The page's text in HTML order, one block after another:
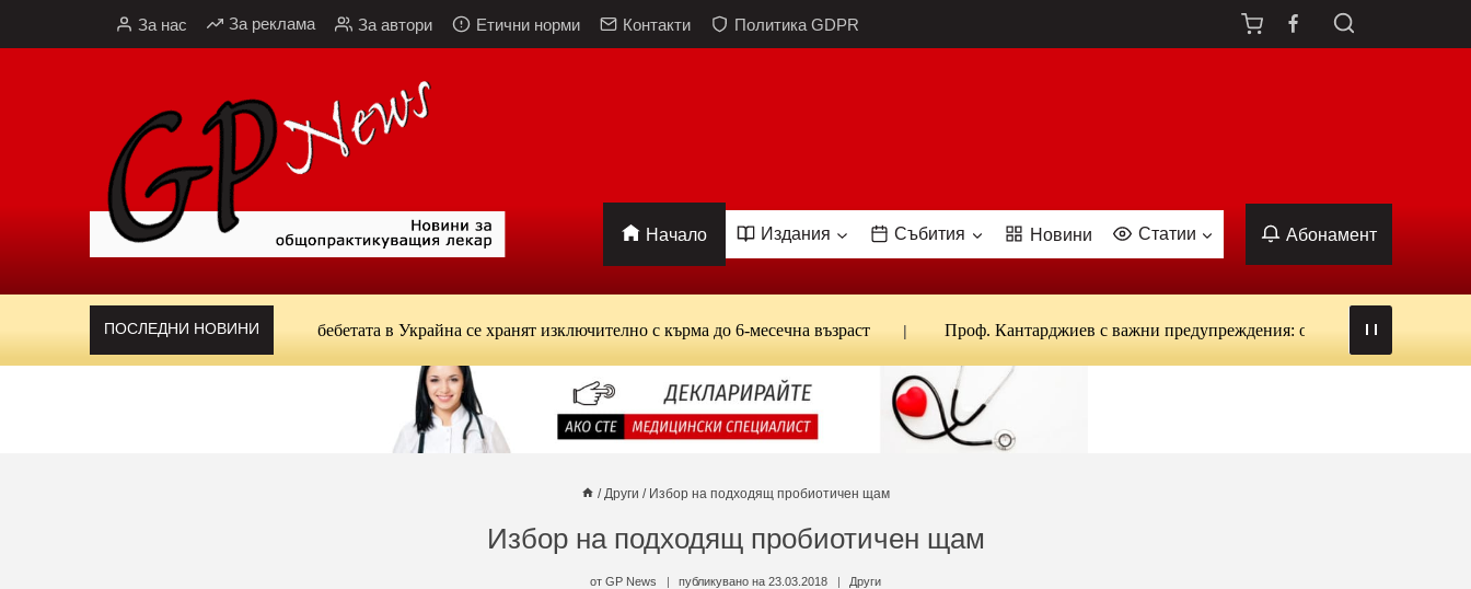
За нас За реклама За автори Етични норми Контакти Политика GDPR
Начало Издания Събития Новини Статии Абонамент
ПОСЛЕДНИ НОВИНИ
СЗО и УНИЦЕФ: Едва 43% от бебетата в Украйна се хранят изключително с кърма до 6-месечна възраст Проф. Кантарджиев с важни предупреждения: от вируси и ухапвания от
/ Други / Избор на подходящ пробиотичен щам
Избор на подходящ пробиотичен щам
от GP News публикувано на 23.03.2018 Други